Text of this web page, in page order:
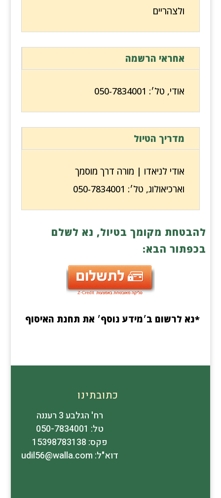
ולצהריים
אחראי הרשמה
אודי, טל׳: 050-7834001
מדריך הטיול
אודי לניאדו | מורה דרך מוסמך
וארכיאולוג, טל׳: 050-7834001
להבטחת מקומך בטיול, נא לשלם
בכפתור הבא:
*נא לרשום ב׳מידע נוסף׳ את תחנת האיסוף
כתובתינו
רח' הגלבע 3 רעננה
טל: 050-7834001
פקס: 15398783138
דוא"ל: udil56@walla.com